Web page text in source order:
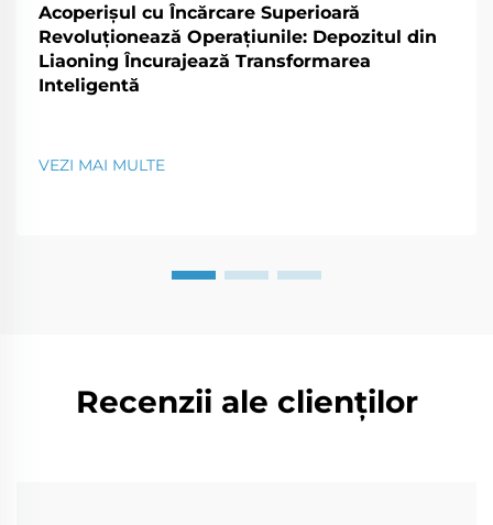
Acoperișul cu Încărcare Superioară
Revoluționează Operațiunile: Depozitul din
Liaoning Încurajează Transformarea
Inteligentă
VEZI MAI MULTE
Recenzii ale clienților